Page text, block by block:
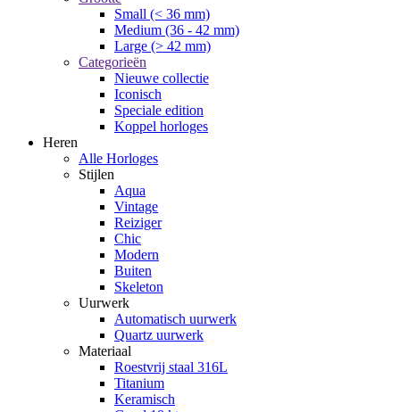
Small (< 36 mm)
Medium (36 - 42 mm)
Large (> 42 mm)
Categorieën
Nieuwe collectie
Iconisch
Speciale edition
Koppel horloges
Heren
Alle Horloges
Stijlen
Aqua
Vintage
Reiziger
Chic
Modern
Buiten
Skeleton
Uurwerk
Automatisch uurwerk
Quartz uurwerk
Materiaal
Roestvrij staal 316L
Titanium
Keramisch